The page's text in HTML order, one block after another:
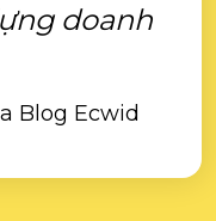
doanh
Blog Ecwid